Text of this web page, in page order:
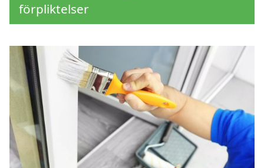
förpliktelser